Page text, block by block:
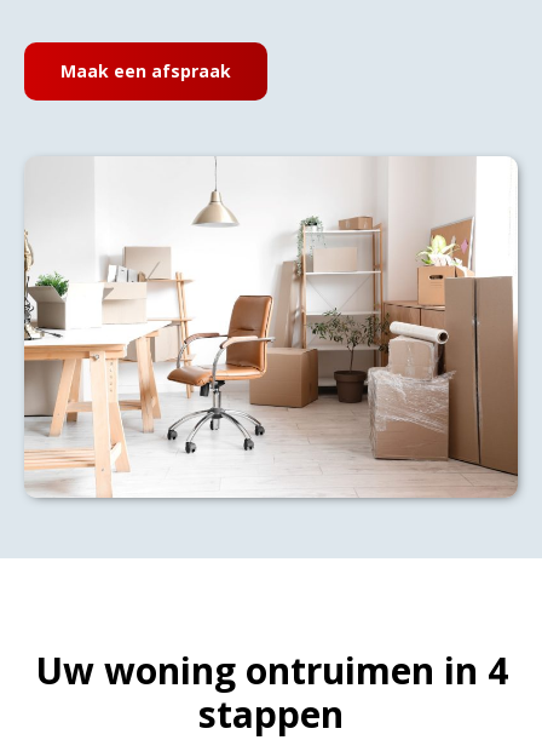
Maak een afspraak
Uw woning ontruimen in 4
stappen